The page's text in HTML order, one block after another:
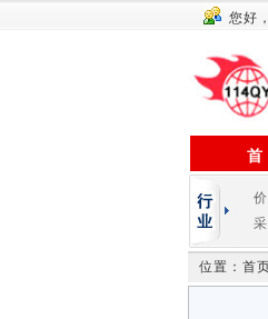
您好
首
位置：首